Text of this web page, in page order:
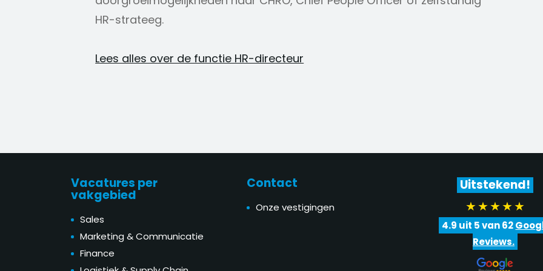
HR-strateeg.
Lees alles over de functie HR-directeur
Vacatures per
vakgebied
Sales
Marketing & Communicatie
Finance
Contact
Onze vestigingen
Uitstekend!
4.9 uit 5 van62
Reviews.